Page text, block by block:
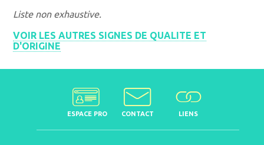
Liste non exhaustive.
VOIR LES AUTRES SIGNES DE QUALITE ET
D'ORIGINE
ESPACE PRO CONTACT LIENS